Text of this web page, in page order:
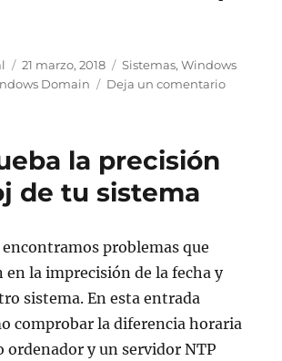
Publicado
el
21 marzo, 2018 Categorías
Sistemas,Windows
Domain Deja un comentarioen
la precisión
de tu sistema
encontramos problemas que
la imprecisión de la fecha y
sistema. En esta entrada
comprobar la diferencia horaria
ordenador y un servidor NTP